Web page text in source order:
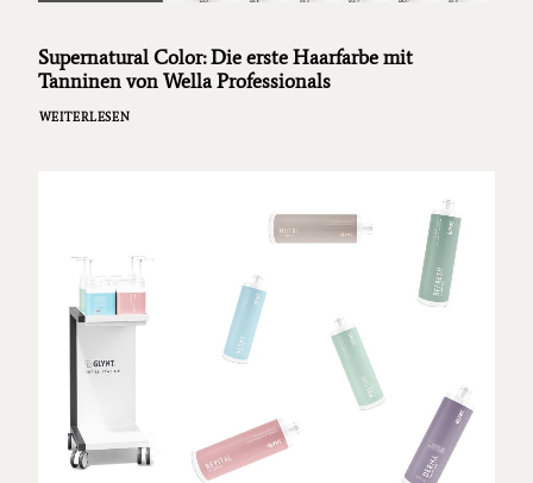
Supernatural Color: Die erste Haarfarbe mit
Tanninen von Wella Professionals
WEITERLESEN